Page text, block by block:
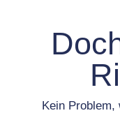
Kein Problem,